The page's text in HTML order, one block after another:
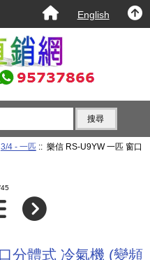
English
3/4 - 一匹:: 樂信 RS-U9YW 一匹 窗口
分體式 冷氣機 (變頻